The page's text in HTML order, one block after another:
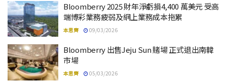
Bloomberry 2025 財年淨虧損4,400 萬美元 受高
端博彩業務疲弱及網上業務成本拖累
本思齊 09/03/2026
Bloomberry 出售Jeju Sun 賭場 正式退出南韓
市場
本思齊 05/03/2026